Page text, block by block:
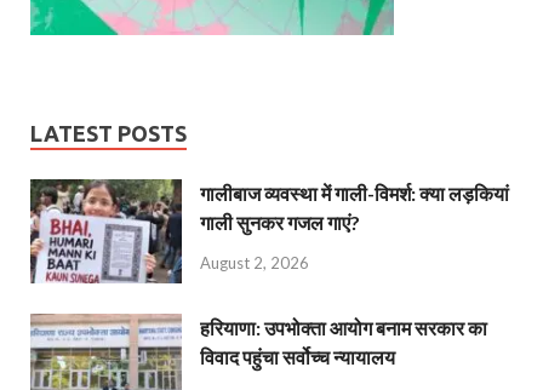
LATEST POSTS
गालीबाज व्‍यवस्‍था में गाली-विमर्श: क्या लड़कियां
गाली सुनकर गजल गाएं?
August 2, 2026
हरियाणा: उपभोक्ता आयोग बनाम सरकार का
विवाद पहुंचा सर्वोच्च न्यायालय